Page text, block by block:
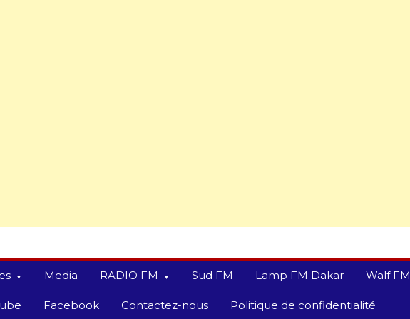
Media RADIO FM Sud FM Lamp FM Dakar Walf FM
Facebook Contactez-nous Politique de confidentialité